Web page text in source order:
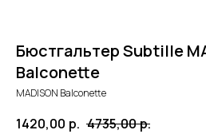
Бюстгальтер Subtille
Balconette
MADISON Balconette
1420,00 р. 4735,00р.